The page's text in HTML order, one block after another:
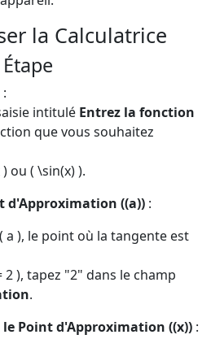
la Calculatrice
:
intitulé Entrez la fonction
que vous souhaitez
ou ( \sin(x) ).
d'Approximation ((a)) :
a ), le point où la tangente est
2 ), tapez "2" dans le champ
.
Point d'Approximation ((x)) :